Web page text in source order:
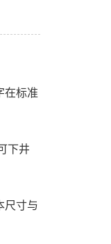
在标准
下井
尺寸与